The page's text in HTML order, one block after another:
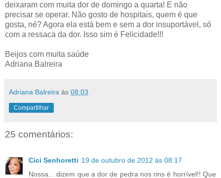
deixaram com muita dor de domingo a quarta! E não
precisar se operar. Não gosto de hospitais, quem é que
gosta, né? Agora ela está bem e sem a dor insuportável, só
com a ressaca da dor. Isso sim é Felicidade!!!
Beijos com muita saúde
Adriana Balreira
Adriana Balreira às 08:03
Compartilhar
25 comentários:
Cici Senhoretti 19 de outubro de 2012 às 08:17
Nossa... dizem que a dor de pedra nos rins é horrível!! Que